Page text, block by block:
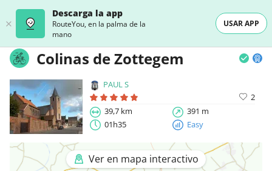
Descarga la app
RouteYou, en la palma de la
mano
USAR APP
Colinas de Zottegem
PAUL S
2
39,7 km
391 m
01h35
Easy
Ver en mapa interactivo